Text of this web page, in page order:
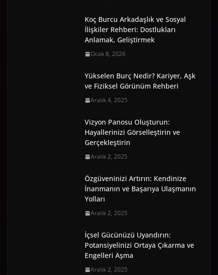
Koç Burcu Arkadaşlık ve Sosyal
İlişkiler Rehberi: Dostlukları
Anlamak, Geliştirmek
Ocak 8, 2026
Yükselen Burç Nedir? Kariyer, Aşk
ve Fiziksel Görünüm Rehberi
Aralık 4, 2025
Vizyon Panosu Oluşturun:
Hayallerinizi Görselleştirin ve
Gerçekleştirin
Aralık 2, 2025
Özgüveninizi Artırın: Kendinize
İnanmanın ve Başarıya Ulaşmanın
Yolları
Aralık 2, 2025
İçsel Gücünüzü Uyandırın:
Potansiyelinizi Ortaya Çıkarma ve
Engelleri Aşma
Aralık 2, 2025